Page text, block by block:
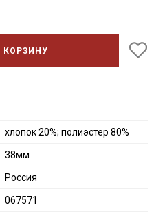
КОРЗИНУ
хлопок 20%; полиэстер 80%
38мм
Россия
067571
от Купава
дополнительные
до 30% на узкие
тканей